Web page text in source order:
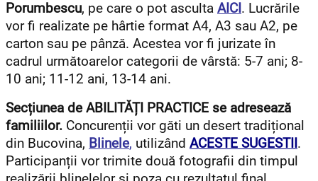
Porumbescu, pe care o pot asculta AICI . Lucrările
vor fi realizate pe hârtie format A4, A3 sau A2, pe
carton sau pe pânză. Acestea vor fi jurizate în
cadrul următoarelor categorii de vârstă: 5-7 ani; 8-
10 ani; 11-12 ani, 13-14 ani.
Secțiunea de ABILITĂȚI PRACTICE se adresează
familiilor. Concurenții vor găti un desert tradițional
din Bucovina, Blinele, utilizând ACESTE SUGESTII.
Participanții vor trimite două fotografii din timpul